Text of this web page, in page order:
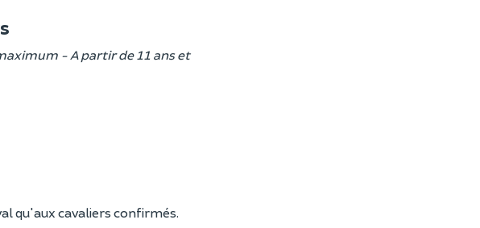
- A partir de 11 ans et
qu'aux cavaliers confirmés.